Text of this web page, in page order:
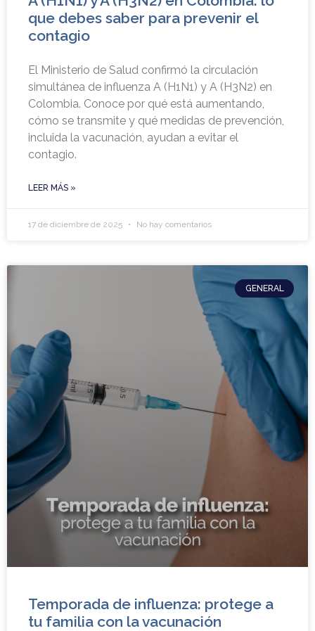
que debes saber para prevenir el
contagio
El Ministerio de Salud confirmó la circulación
simultánea de influenza A (H1N1) y A (H3N2) en
Colombia. Conoce por qué está aumentando,
cómo se transmite y qué medidas de prevención,
incluida la vacunación, ayudan a evitar el
contagio.
LEER MÁS »
17 de diciembre de 2025 No hay comentarios
GENERAL
Temporada de influenza: protege a
tu familia con la vacunación